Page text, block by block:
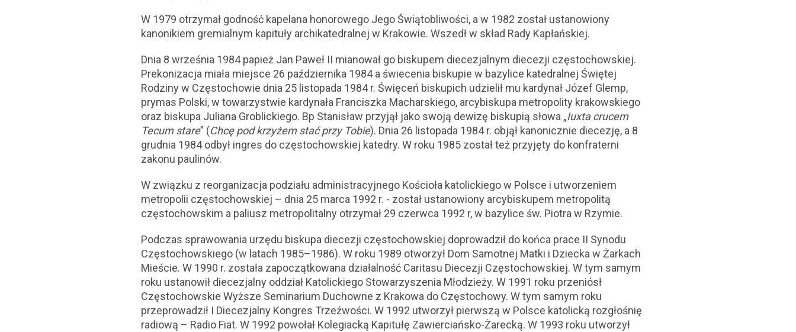
W 1979 otrzymał godność kapelana honorowego Jego Świątobliwości, a w 1982 został ustanowiony
kanonikiem gremialnym kapituły archikatedralnej w Krakowie. Wszedł w skład Rady Kapłańskiej.
Dnia 8 września 1984 papież Jan Paweł II mianował go biskupem diecezjalnym diecezji częstochowskiej.
Prekonizacja miała miejsce 26 października 1984 a świecenia biskupie w bazylice katedralnej Świętej
Rodziny w Częstochowie dnia 25 listopada 1984 r. Święceń biskupich udzielił mu kardynał Józef Glemp,
prymas Polski, w towarzystwie kardynała Franciszka Macharskiego, arcybiskupa metropolity krakowskiego
oraz biskupa Juliana Groblickiego. Bp Stanisław przyjął jako swoją dewizę biskupią słowa „Iuxta crucem
Tecum stare” (Chcę pod krzyżem stać przy Tobie). Dnia 26 listopada 1984 r. objął kanonicznie diecezję, a 8
grudnia 1984 odbył ingres do częstochowskiej katedry. W roku 1985 został też przyjęty do konfraterni
zakonu paulinów.
W związku z reorganizacja podziału administracyjnego Kościoła katolickiego w Polsce i utworzeniem
metropolii częstochowskiej – dnia 25 marca 1992 r. - został ustanowiony arcybiskupem metropolitą
częstochowskim a paliusz metropolitalny otrzymał 29 czerwca 1992 r, w bazylice św. Piotra w Rzymie.
Podczas sprawowania urzędu biskupa diecezji częstochowskiej doprowadził do końca prace II Synodu
Częstochowskiego (w latach 1985–1986). W roku 1989 otworzył Dom Samotnej Matki i Dziecka w Żarkach
Mieście. W 1990 r. została zapoczątkowana działalność Caritasu Diecezji Częstochowskiej. W tym samym
roku ustanowił diecezjalny oddział Katolickiego Stowarzyszenia Młodzieży. W 1991 roku przeniósł
Częstochowskie Wyższe Seminarium Duchowne z Krakowa do Częstochowy. W tym samym roku
przeprowadził I Diecezjalny Kongres Trzeźwości. W 1992 utworzył pierwszą w Polsce katolicką rozgłośnię
radiową – Radio Fiat. W 1992 powołał Kolegiacką Kapitułę Zawierciańsko-Żarecką. W 1993 roku utworzył